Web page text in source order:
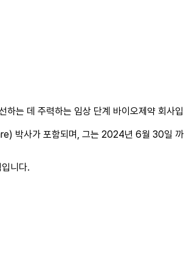
는 데 주력하는 임상 단계 바이오제약 회사입
박사가 포함되며, 그는 2024년 6월 30일 까
니다.